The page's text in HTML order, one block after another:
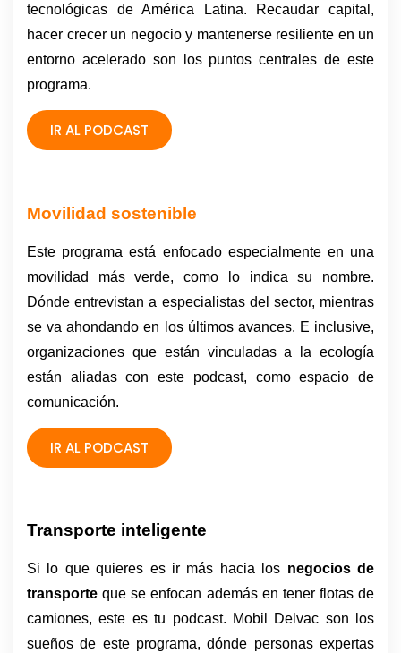
tecnológicas de América Latina. Recaudar capital,
hacer crecer un negocio y mantenerse resiliente en un
entorno acelerado son los puntos centrales de este
programa.
IR AL PODCAST
Movilidad sostenible
Este programa está enfocado especialmente en una
movilidad más verde, como lo indica su nombre.
Dónde entrevistan a especialistas del sector, mientras
se va ahondando en los últimos avances. E inclusive,
organizaciones que están vinculadas a la ecología
están aliadas con este podcast, como espacio de
comunicación.
IR AL PODCAST
Transporte inteligente
Si lo que quieres es ir más hacia los negocios de
transporte que se enfocan además en tener flotas de
camiones, este es tu podcast. Mobil Delvac son los
sueños de este programa, dónde personas expertas